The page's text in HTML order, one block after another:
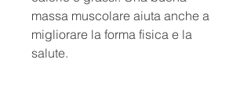
massa muscolare aiuta anche a
migliorare la forma fisica e la
salute.